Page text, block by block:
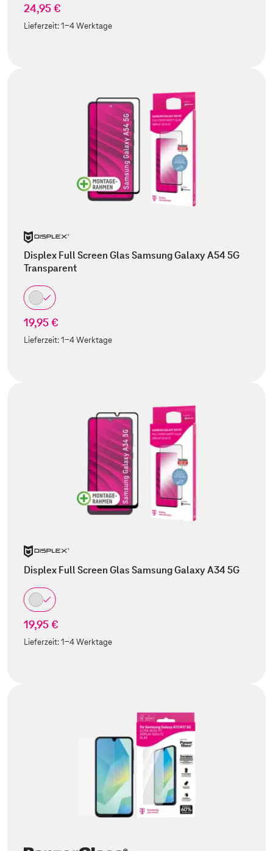
24,95 €
Lieferzeit:1-4 Werktage
Displex Full Screen Glas Samsung Galaxy A54 5G
Transparent
19,95 €
Lieferzeit:1-4 Werktage
Displex Full Screen Glas Samsung Galaxy A34 5G
19,95 €
Lieferzeit:1-4 Werktage